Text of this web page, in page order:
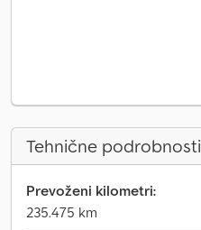
Tehnične podrobnosti
Prevoženi kilometri:
235.475 km